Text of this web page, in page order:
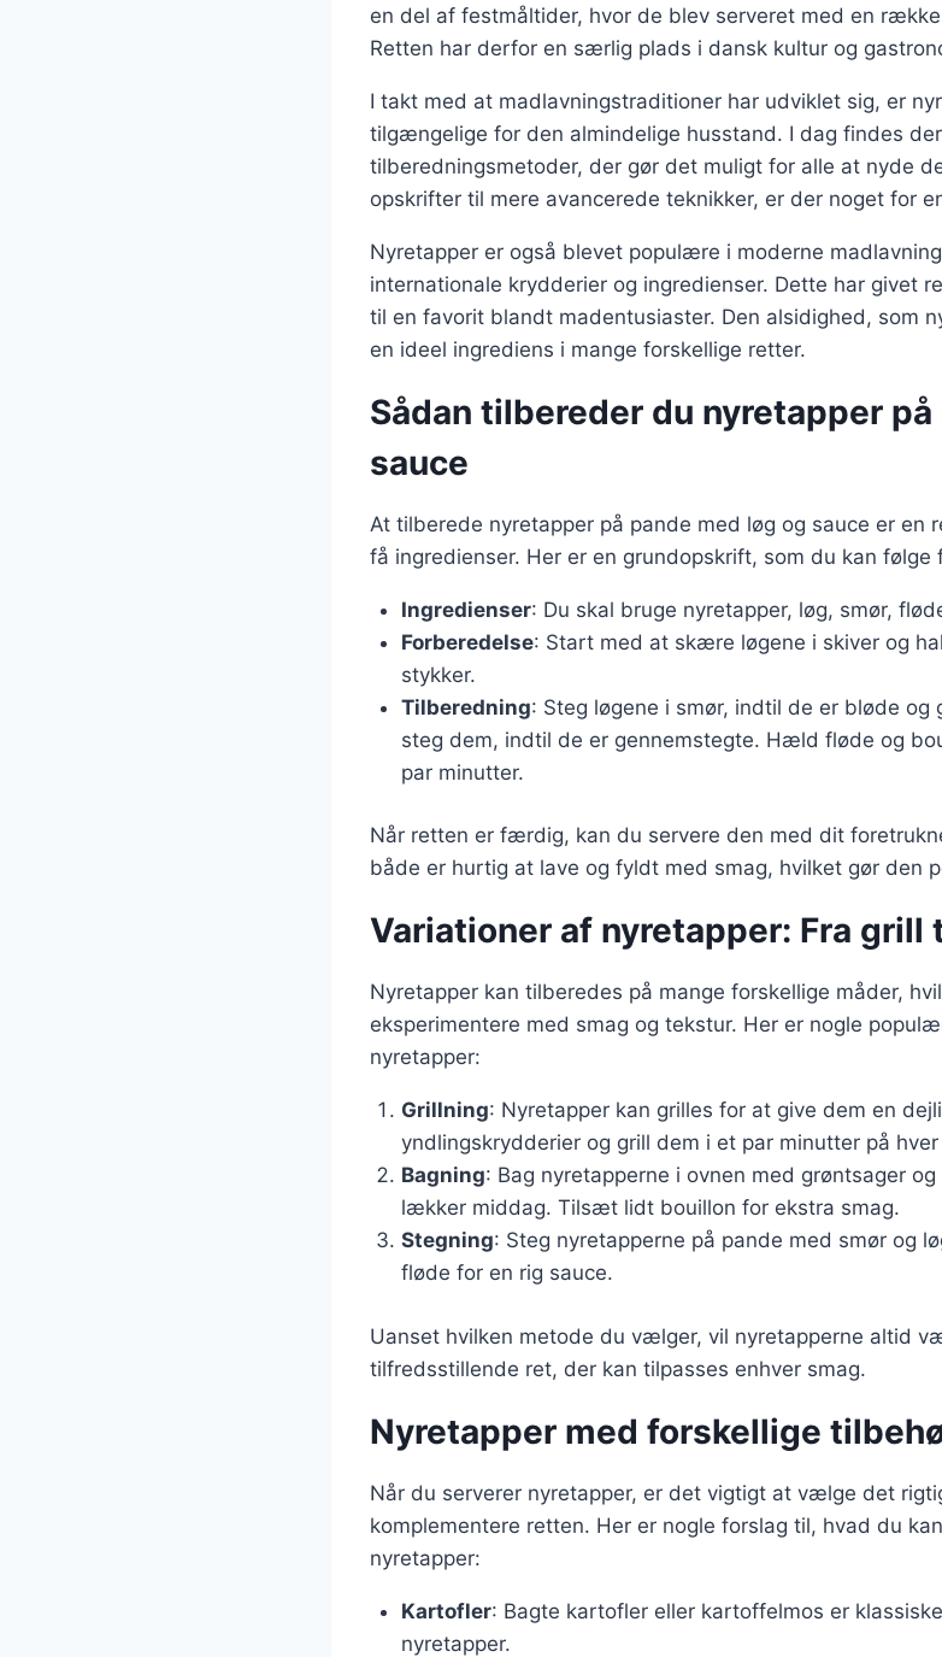
en del af festmåltider, hvor de blev serveret med en
Retten har derfor en særlig plads i dansk kultur og
I takt med at madlavningstraditioner har udviklet sig, er
tilgængelige for den almindelige husstand. I dag findes
tilberedningsmetoder, der gør det muligt for alle at nyde
opskrifter til mere avancerede teknikker, er der noget for
Nyretapper er også blevet populære i moderne
internationale krydderier og ingredienser. Dette har givet
til en favorit blandt madentusiaster. Den alsidighed, som
en ideel ingrediens i mange forskellige retter.
Sådan tilbereder du nyretapper
sauce
At tilberede nyretapper på pande med løg og sauce er en
få ingredienser. Her er en grundopskrift, som du kan
Ingredienser: Du skal bruge nyretapper, løg, smør,
Forberedelse: Start med at skære løgene i skiver og
stykker.
Tilberedning: Steg løgene i smør, indtil de er bløde
steg dem, indtil de er gennemstegte. Hæld fløde og
par minutter.
Når retten er færdig, kan du servere den med dit
både er hurtig at lave og fyldt med smag, hvilket gør den
Variationer af nyretapper: Fra grill
Nyretapper kan tilberedes på mange forskellige måder,
eksperimentere med smag og tekstur. Her er nogle
nyretapper:
Grillning: Nyretapper kan grilles for at give dem en
yndlingskrydderier og grill dem i et par minutter på
Bagning: Bag nyretapperne i ovnen med grøntsager
lækker middag. Tilsæt lidt bouillon for ekstra smag.
Stegning: Steg nyretapperne på pande med smør og
fløde for en rig sauce.
Uanset hvilken metode du vælger, vil nyretapperne altid
tilfredsstillende ret, der kan tilpasses enhver smag.
Nyretapper med forskellige
Når du serverer nyretapper, er det vigtigt at vælge det
komplementere retten. Her er nogle forslag til, hvad du
nyretapper:
Kartofler: Bagte kartofler eller kartoffelmos er
nyretapper.